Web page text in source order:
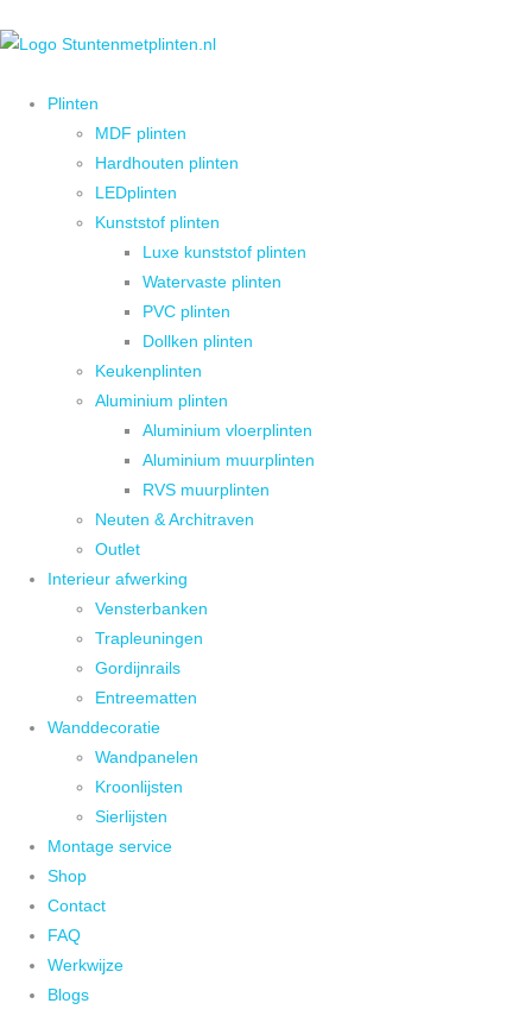
Plinten
MDF plinten
Hardhouten plinten
LEDplinten
Kunststof plinten
Luxe kunststof plinten
Watervaste plinten
PVC plinten
Dollken plinten
Keukenplinten
Aluminium plinten
Aluminium vloerplinten
Aluminium muurplinten
RVS muurplinten
Neuten & Architraven
Outlet
Interieur afwerking
Vensterbanken
Trapleuningen
Gordijnrails
Entreematten
Wanddecoratie
Wandpanelen
Kroonlijsten
Sierlijsten
Montage service
Shop
Contact
FAQ
Werkwijze
Blogs